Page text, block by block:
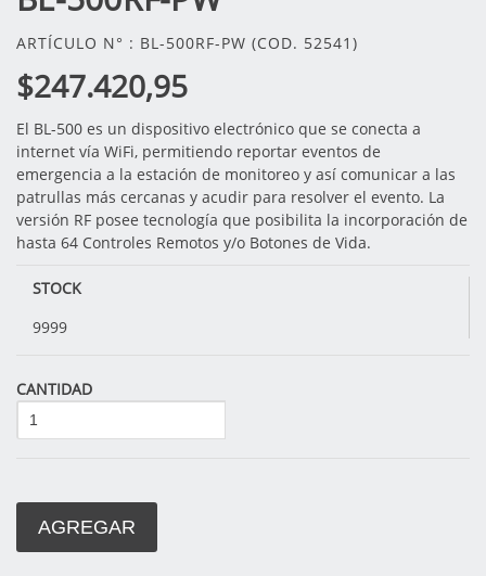
ARTÍCULO N° : BL-500RF-PW (COD. 52541)
$247.420,95
El BL-500 es un dispositivo electrónico que se conecta a
internet vía WiFi, permitiendo reportar eventos de
emergencia a la estación de monitoreo y así comunicar a las
patrullas más cercanas y acudir para resolver el evento. La
versión RF posee tecnología que posibilita la incorporación de
hasta 64 Controles Remotos y/o Botones de Vida.
STOCK
9999
CANTIDAD
AGREGAR